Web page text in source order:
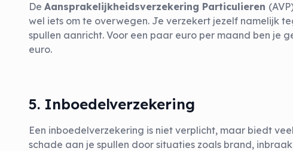
De Aansprakelijkheidsverzekering Particulieren
wel iets om te overwegen. Je verzekert jezelf namelijk
spullen aanricht. Voor een paar euro per maand ben je
euro.
5. Inboedelverzekering
Een inboedelverzekering is niet verplicht, maar biedt
schade aan je spullen door situaties zoals brand,